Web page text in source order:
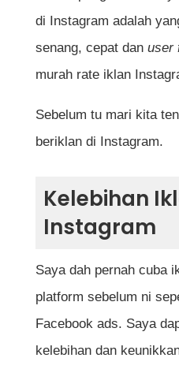
di Instagram adalah
senang, cepat dan user
murah rate iklan
Sebelum tu mari kita
beriklan di Instagram.
Kelebihan
Instagram
Saya dah pernah cuba
platform sebelum ni
Facebook ads. Saya
kelebihan dan